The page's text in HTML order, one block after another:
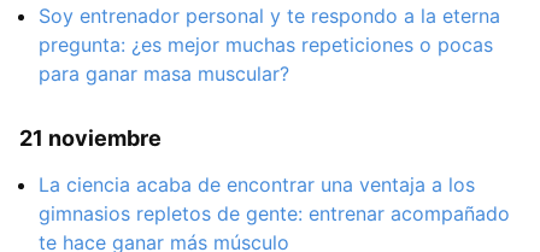
Soy entrenador personal y te respondo a la eterna
pregunta: ¿es mejor muchas repeticiones o pocas
para ganar masa muscular?
21 noviembre
La ciencia acaba de encontrar una ventaja a los
gimnasios repletos de gente: entrenar acompañado
te hace ganar más músculo